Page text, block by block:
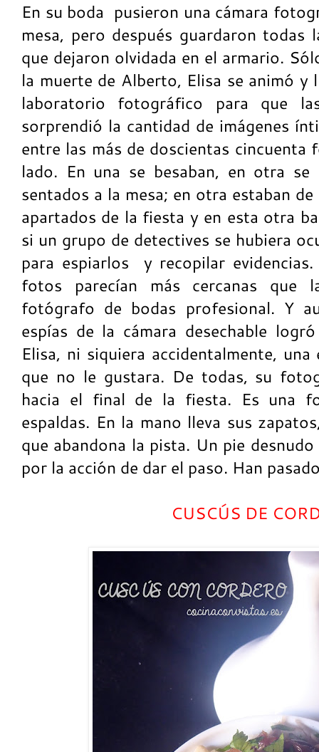
En su boda pusieron una cámara
mesa, pero después guardaron todas
que dejaron olvidada en el armario.
la muerte de Alberto, Elisa se animó y
laboratorio fotográfico para que
sorprendió la cantidad de imágenes
entre las más de doscientas cincuenta
lado. En una se besaban, en otra se
sentados a la mesa; en otra estaban
apartados de la fiesta y en esta otra
si un grupo de detectives se hubiera
para espiarlos
y recopilar
fotos parecían más cercanas que
fotógrafo de bodas profesional. Y
espías de la cámara desechable
Elisa, ni siquiera accidentalmente,
que no le gustara. De todas, su
hacia el final de la fiesta. Es una
espaldas. En la mano lleva sus
que abandona la pista. Un pie
por la acción de dar el paso. Han
CUSCÚS DE